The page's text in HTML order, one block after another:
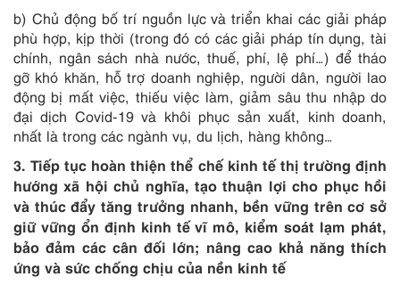
b) Chủ động bố trí nguồn lực và triển khai các giải pháp
phù hợp, kịp thời (trong đó có các giải pháp tín dụng, tài
chính, ngân sách nhà nước, thuế, phí, lệ phí…) để tháo
gỡ khó khăn, hỗ trợ doanh nghiệp, người dân, người lao
động bị mất việc, thiếu việc làm, giảm sâu thu nhập do
đại dịch Covid-19 và khôi phục sản xuất, kinh doanh,
nhất là trong các ngành vụ, du lịch, hàng không…
3. Tiếp tục hoàn thiện thể chế kinh tế thị trường định
hướng xã hội chủ nghĩa, tạo thuận lợi cho phục hồi
và thúc đẩy tăng trưởng nhanh, bền vững trên cơ sở
giữ vững ổn định kinh tế vĩ mô, kiểm soát lạm phát,
bảo đảm các cân đối lớn; nâng cao khả năng thích
ứng và sức chống chịu của nền kinh tế